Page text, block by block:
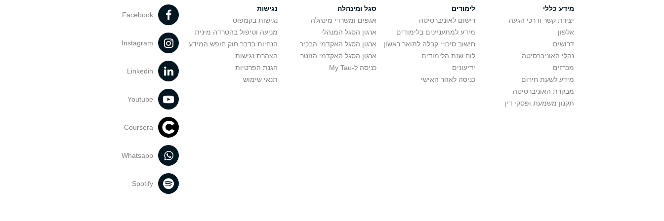
מידע כללי
יצירת קשר ודרכי הגעה
אלפון
דרושים
נהלי האוניברסיטה
מכרזים
מידע לשעת חירום
מבקרת האוניברסיטה
תקנון משמעת ופסקי דין
לימודים
רישום לאוניברסיטה
מידע למתעניינים בלימודים
חישוב סיכויי קבלה לתואר ראשון
לוח שנת הלימודים
ידיעונים
כניסה לאזור האישי
סגל ומינהלה
אגפים ומשרדי מינהלה
ארגון הסגל המנהלי
ארגון הסגל האקדמי הבכיר
ארגון הסגל האקדמי הזוטר
כניסה ל-My Tau
נגישות
נגישות בקמפוס
מניעה וטיפול בהטרדה מינית
הנחיות בדבר חוק חופש המידע
הצהרת נגישות
הגנת הפרטיות
תנאי שימוש
Facebook
Instagram
Linkedin
Youtube
Coursera
Whatsapp
Spotify